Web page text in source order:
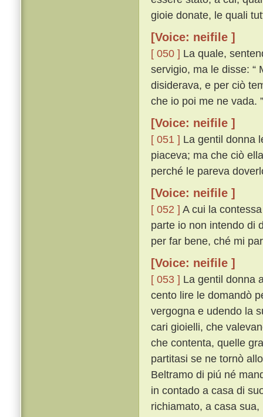
gioie donate, le quali
[Voice: neifile ]
[ 050 ] La quale,
servigio, ma le disse: “
disiderava, e per ciò
che io poi me ne vada. ”
[Voice: neifile ]
[ 051 ] La gentil donna
piaceva; ma che ciò
perché le pareva
[Voice: neifile ]
[ 052 ] A cui la
parte io non intendo di
per far bene, ché mi
[Voice: neifile ]
[ 053 ] La gentil donna
cento lire le domandò
vergogna e udendo la
cari gioielli, che
che contenta, quelle
partitasi se ne tornò
Beltramo di piú né
in contado a casa di
richiamato, a casa